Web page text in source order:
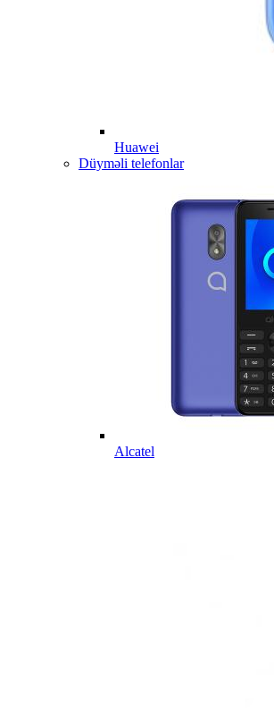
Huawei
Düyməli telefonlar
Alcatel